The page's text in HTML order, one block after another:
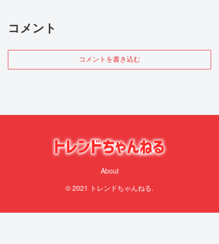
コメント
コメントを書き込む
About
© 2021 トレンドちゃんねる.